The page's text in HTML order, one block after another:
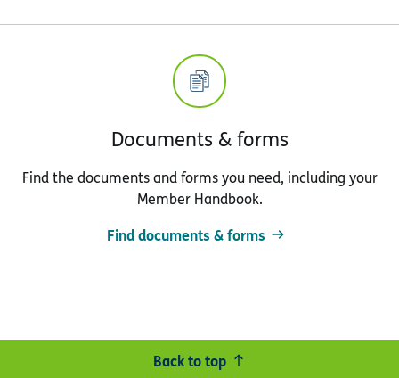
Documents & forms
Find the documents and forms you need, including your
Member Handbook.
Find documents & forms
Back to top